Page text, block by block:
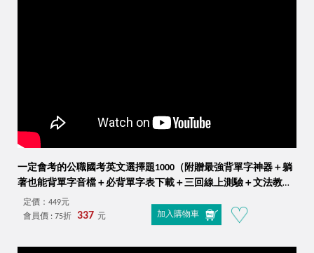
一定會考的公職國考英文選擇題1000（附贈最強背單字神器＋躺
著也能背單字音檔＋必背單字表下載＋三回線上測驗＋文法教學
影片＋歷屆考古題下載）
定價：449元
會員價 : 75折
337 元 加入購物車